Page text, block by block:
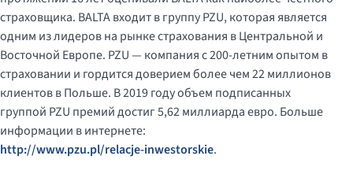
страховщика. BALTA входит в группу PZU, которая является
одним из лидеров на рынке страхования в Центральной и
Восточной Европе. PZU — компания с 200-летним опытом в
страховании и гордится доверием более чем 22 миллионов
клиентов в Польше. В 2019 году объем подписанных
группой PZU премий достиг 5,62 миллиарда евро. Больше
информации в интернете:
http://www.pzu.pl/relacje-inwestorskie.